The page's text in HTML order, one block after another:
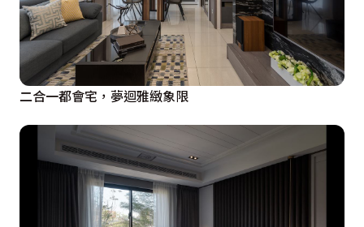
二合一都會宅，夢迴雅緻象限